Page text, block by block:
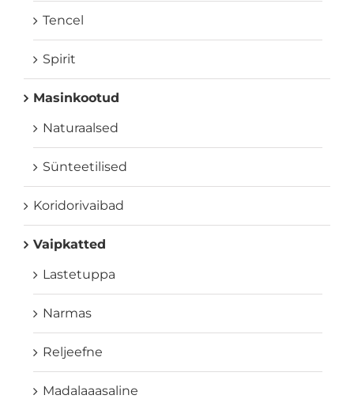
Tencel
Spirit
Masinkootud
Naturaalsed
Sünteetilised
Koridorivaibad
Vaipkatted
Lastetuppa
Narmas
Reljeefne
Madalaaasaline